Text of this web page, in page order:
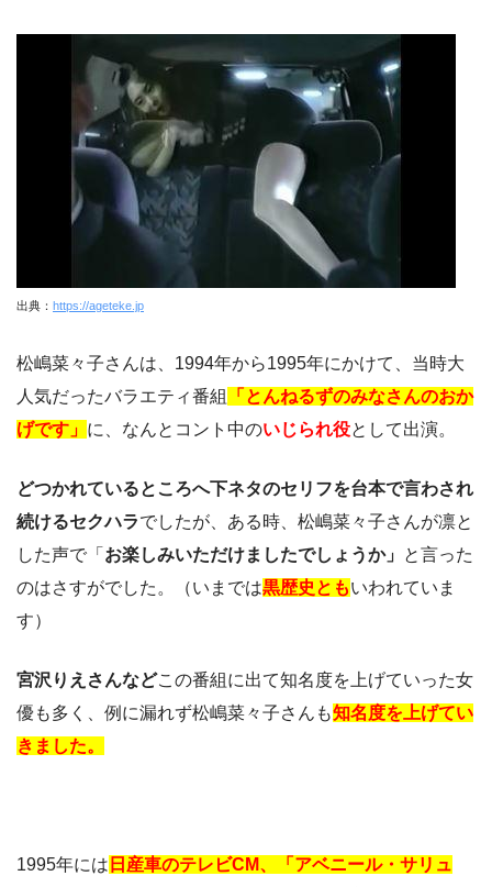
出典： https://ageteke.jp
松嶋菜々子さんは、1994年から1995年にかけて、当時大
人気だったバラエティ番組
「とんねるずのみなさんのおか
げです」 に、なんとコント中のいじられ役として出演。
どつかれているところへ下ネタのセリフを台本で言わされ
続けるセクハラでしたが、ある時、松嶋菜々子さんが凛と
した声で「 お楽しみいただけましたでしょうか」 と言った
のはさすがでした。（いまでは黒歴史ともいわれていま
す）
宮沢りえさんなどこの番組に出て知名度を上げていった女
優も多く、例に漏れず松嶋菜々子さんも知名度を上げてい
きました。
1995年には 日産車のテレビCM、「アベニール・サリュ